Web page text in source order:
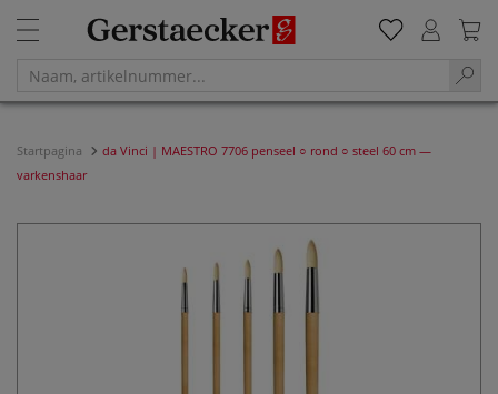
Startpagina
da Vinci | MAESTRO 7706 penseel ○ rond ○ steel 60 cm —
varkenshaar